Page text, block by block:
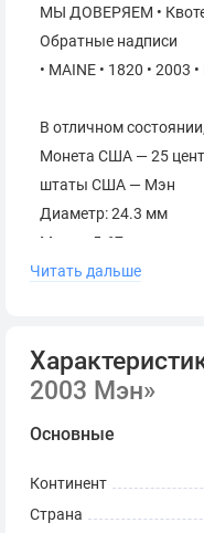
МЫ ДОВЕРЯЕМ •
Обратные надписи
• MAINE • 1820 • 2003
В отличном
Монета США — 25
штаты США — Мэн
Диаметр: 24.3 мм
Масса: 5.67 г
Толщина: 1.7 мм
Читать дальше
2003 Мэн»
Основные
Континент
Страна